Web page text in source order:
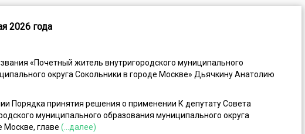
2026 года
«Почетный житель внутригородского муниципального
округа Сокольники в городе Москве» Дьячкину Анатолию
Порядка принятия решения о применении К депутату Совета
муниципального образования муниципального округа
Москве, главе (...далее)